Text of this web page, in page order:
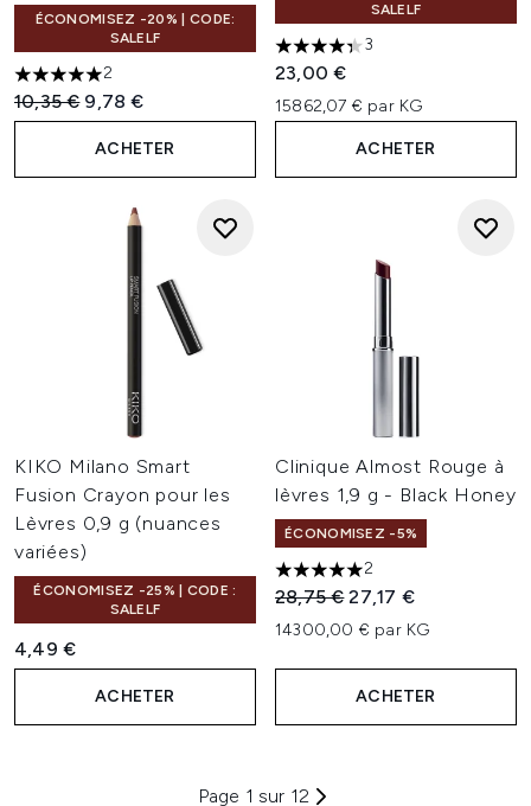
ÉCONOMISEZ -20% | CODE:
SALELF
5 étoiles sur un maximum de 5
2
Prix de vente :
10,35 € Prix ​​actuel :
9,78 €
ACHETER
SALELF
4.33 étoiles sur un maximum
3
23,00 €
15862,07 € par KG
ACHETER
KIKO Milano Smart
Fusion Crayon pour les
Lèvres 0,9 g (nuances
variées)
ÉCONOMISEZ -25% | CODE :
SALELF
4,49 €
ACHETER
Clinique Almost Rouge à
lèvres 1,9 g - Black Honey
ÉCONOMISEZ -5%
5 étoiles sur un maximum de
2
Prix de vente :
28,75 €Prix ​​actuel :
27,17 €
14300,00 € par KG
ACHETER
Page 1 sur 12